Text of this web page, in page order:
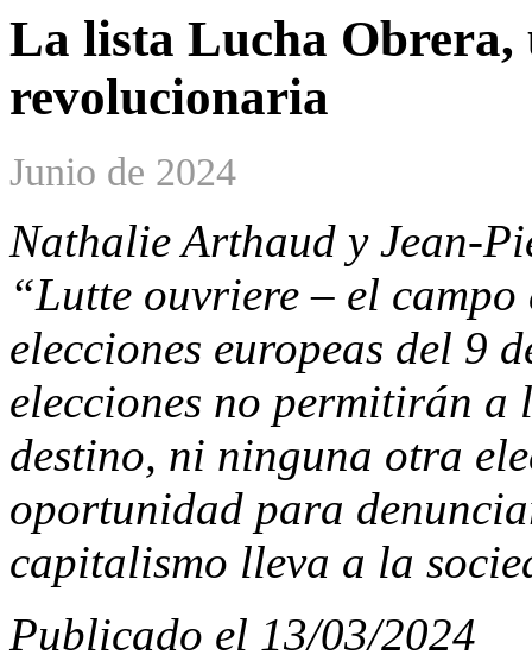
La lista Lucha Obrera,
revolucionaria
Junio de 2024
Nathalie Arthaud y Jean-
“Lutte ouvriere – el
elecciones europeas del 9
elecciones no permitirán
destino, ni ninguna otra
oportunidad para
capitalismo lleva a la
Publicado el 13/03/2024